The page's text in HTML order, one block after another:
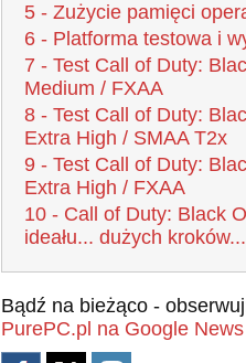
5 - Zużycie pamięci
6 - Platforma testowa i
7 - Test Call of Duty:
Medium / FXAA
8 - Test Call of Duty:
Extra High / SMAA T2x
9 - Test Call of Duty:
Extra High / FXAA
10 - Call of Duty: Black
ideału... dużych kroków...
Bądź na bieżąco -
PurePC.pl na Google News